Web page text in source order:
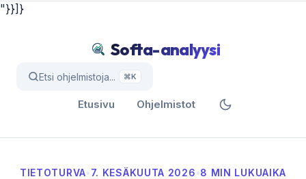
"}}]}
Softa-analyysi
Etsi ohjelmistoja... ⌘K
Etusivu Ohjelmistot
TIETOTURVA•7. KESÄKUUTA 2026•8 MIN LUKUAIKA